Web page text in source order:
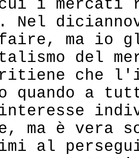
cui i mercati
Nel
ma io
del
ritiene che
quando a
ma è vera
al